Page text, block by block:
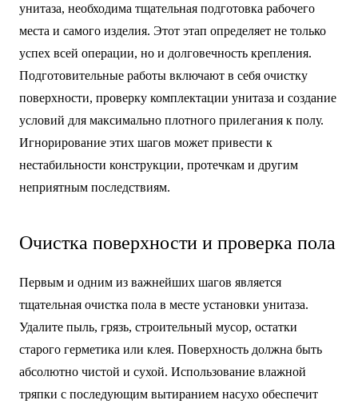
унитаза, необходима тщательная подготовка рабочего
места и самого изделия. Этот этап определяет не только
успех всей операции, но и долговечность крепления.
Подготовительные работы включают в себя очистку
поверхности, проверку комплектации унитаза и создание
условий для максимально плотного прилегания к полу.
Игнорирование этих шагов может привести к
нестабильности конструкции, протечкам и другим
неприятным последствиям.
Очистка поверхности и проверка пола
Первым и одним из важнейших шагов является
тщательная очистка пола в месте установки унитаза.
Удалите пыль, грязь, строительный мусор, остатки
старого герметика или клея. Поверхность должна быть
абсолютно чистой и сухой. Использование влажной
тряпки с последующим вытиранием насухо обеспечит